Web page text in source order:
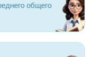
общего